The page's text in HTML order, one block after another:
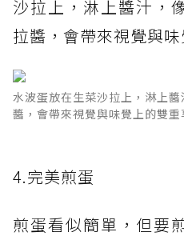
沙拉上，淋上醬汁，
拉醬，會帶來視覺與
水波蛋放在生菜沙拉上，淋上
醬，會帶來視覺與味覺上的雙
4.完美煎蛋
煎蛋看似簡單，但要